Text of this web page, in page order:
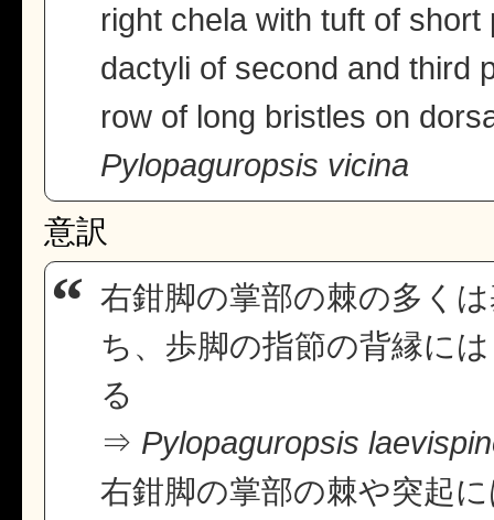
right chela with tuft of short
dactyli of second and third
row of long bristles on
Pylopaguropsis vicina
意訳
右鉗脚の掌部の棘の多く
ち、歩脚の指節の背縁に
る
⇒ Pylopaguropsis
右鉗脚の掌部の棘や突起